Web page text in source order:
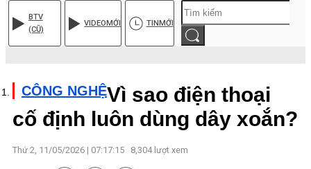
BTV
(CŨ)
VIDEOMỚI TINMỚI
CÔNG NGHỆVì sao điện thoại
cố định luôn dùng dây xoắn?
Thứ 2, 11/05/2026 | 07:17:15 8,304lượt xem